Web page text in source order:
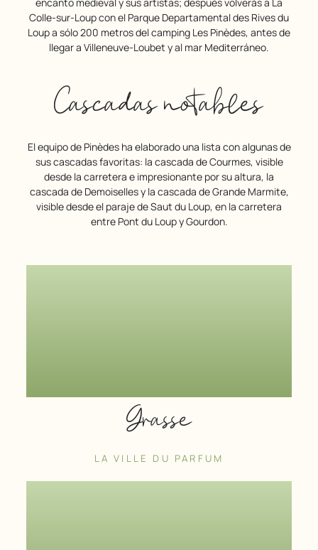
Colle-sur-Loup con el Parque Departamental des Rives du
Loup a sólo 200 metros del camping Les Pinèdes, antes de
llegar a Villeneuve-Loubet y al mar Mediterráneo.
Cascadas notables
El equipo de Pinèdes ha elaborado una lista con algunas de
sus cascadas favoritas: la cascada de Courmes, visible
desde la carretera e impresionante por su altura, la
cascada de Demoiselles y la cascada de Grande Marmite,
visible desde el paraje de Saut du Loup, en la carretera
entre Pont du Loup y Gourdon.
Grasse
LA VILLE DU PARFUM